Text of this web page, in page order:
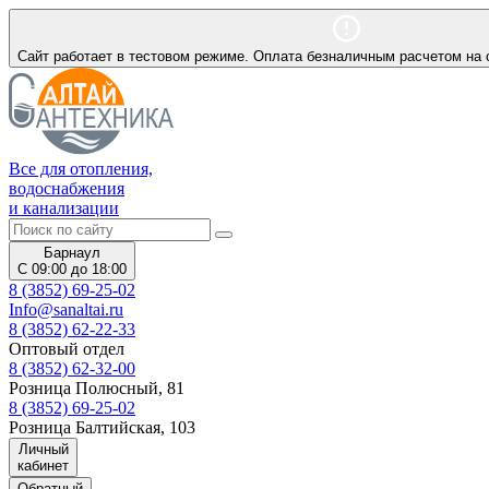
Сайт работает в тестовом режиме. Оплата безналичным расчетом на
Все для отопления,
водоснабжения
и канализации
Барнаул
С 09:00 до 18:00
8 (3852) 69-25-02
Info@sanaltai.ru
8 (3852) 62-22-33
Оптовый отдел
8 (3852) 62-32-00
Розница Полюсный, 81
8 (3852) 69-25-02
Розница Балтийская, 103
Личный
кабинет